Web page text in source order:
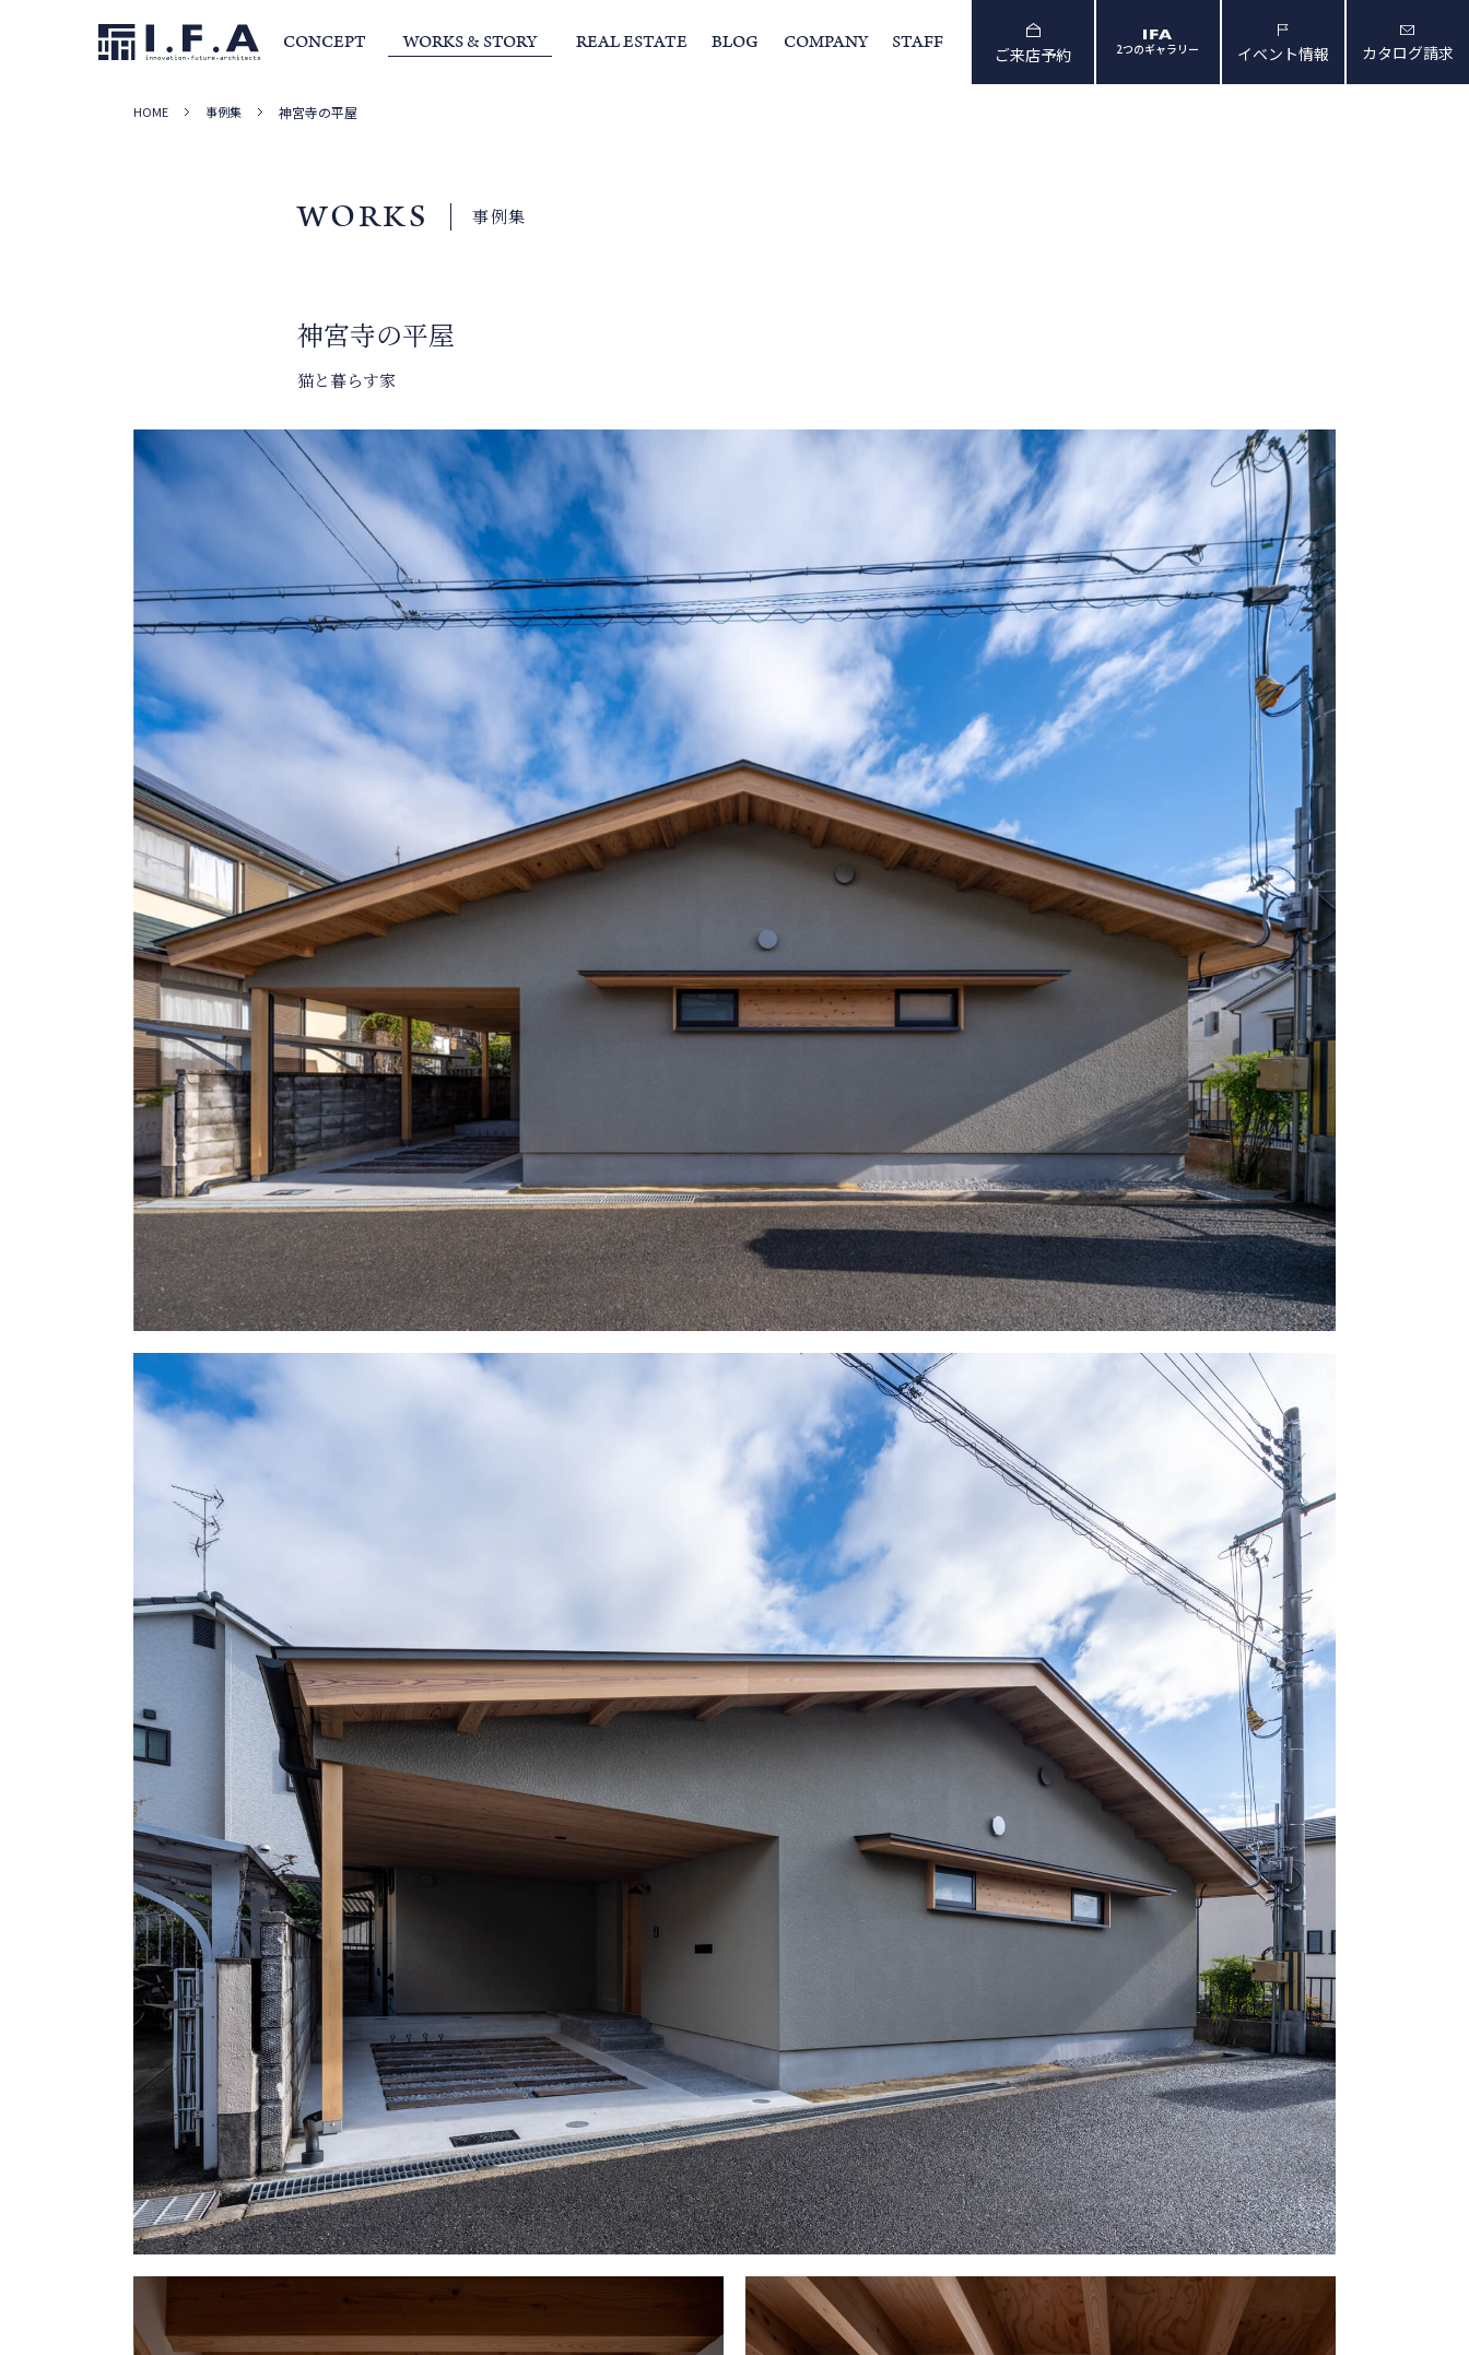
CONCEPT WORKS & STORY
事例集
REAL ESTATE BLOG COMPANY
サービス・家づくりの流れ
STAFF
ご来店予約 2つのギャラリー イベント情報 カタログ請求
HOME 事例集 神宮寺の平屋
WORKS 事例集
神宮寺の平屋
猫と暮らす家